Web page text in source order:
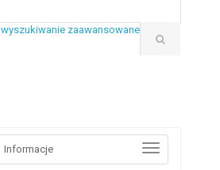
wyszukiwanie zaawansowane
Informacje